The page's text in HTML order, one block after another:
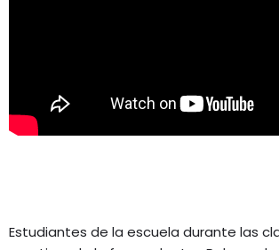
Estudiantes de la escuela durante las